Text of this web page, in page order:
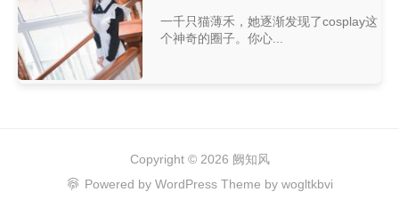
一千只猫薄禾，她逐渐发现了cosplay这
个神奇的圈子。你心...
Copyright © 2026 阙知风
Powered by WordPress Theme by wogltkbvi